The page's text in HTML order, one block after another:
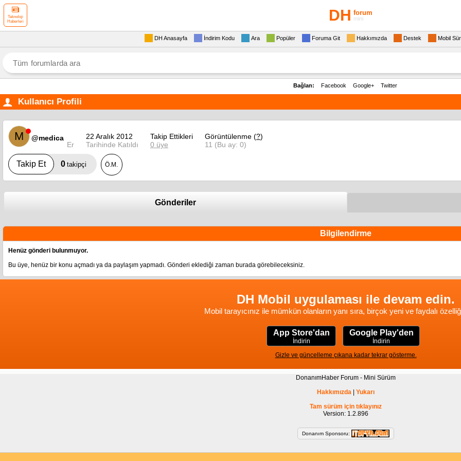
Teknoloji
Haberleri
DH forum
mini
DH Anasayfa İndirim Kodu Ara Popüler Foruma Git Hakkımızda Destek Mobil
Bağlan: Facebook Google+ Twitter
Kullanıcı Profili
M @medica
Er
22 Aralık 2012
Tarihinde Katıldı
Takip Ettikleri
0 üye
Görüntülenme (?)
11 (Bu ay: 0)
Takip Et 0 takipçi Ö.M.
Gönderiler
Bilgilendirme
Henüz gönderi bulunmuyor.
Bu üye, henüz bir konu açmadı ya da paylaşım yapmadı. Gönderi eklediği zaman burada görebileceksiniz.
DH Mobil uygulaması ile devam edin.
Mobil tarayıcınız ile mümkün olanların yanı sıra, birçok yeni ve faydalı
App Store'dan
İndirin
Google Play'den
İndirin
Gizle ve güncelleme çıkana kadar tekrar gösterme.
DonanımHaber Forum - Mini Sürüm
Hakkımızda
Yukarı
Tam sürüm için tıklayınız
Version: 1.2.896
Donanım Sponsoru: